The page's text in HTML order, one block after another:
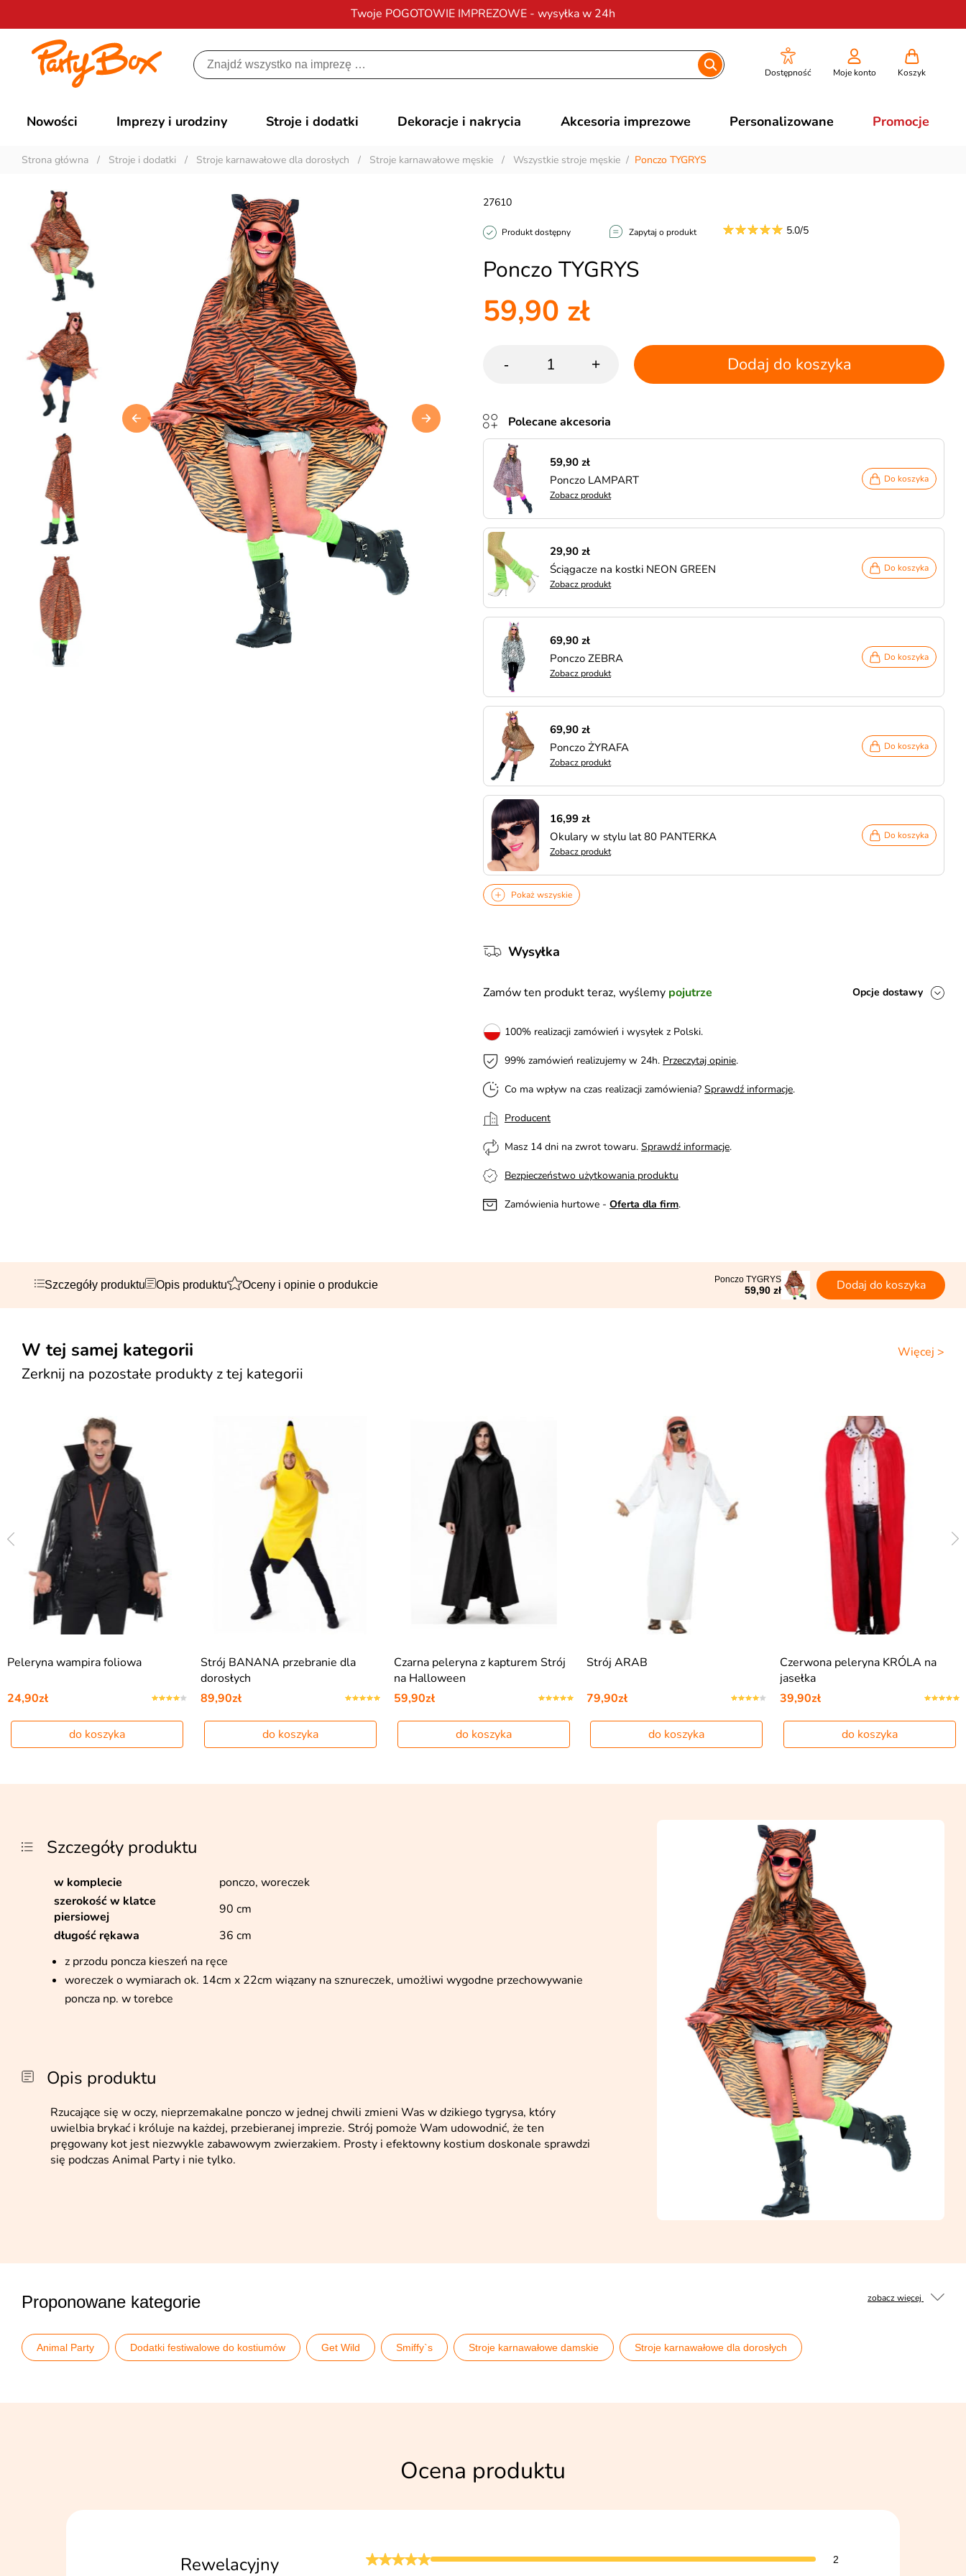
Twoje POGOTOWIE IMPREZOWE - wysyłka w 24h
Darmowa dostawana zamówienia od 200 zł
Dostępność Moje konto Koszyk
Nowości Imprezy i urodziny Stroje i dodatki Dekoracje i nakrycia Akcesoria imprezowe Personalizowane Promocje
Strona główna / Stroje i dodatki / Stroje karnawałowe dla dorosłych / Stroje karnawałowe męskie / Wszystkie stroje męskie / Ponczo TYGRYS
Ponczo TYGRYS
27610
Produkt dostępny Zapytaj o produkt 5.0/5
59,90 zł
- + Dodaj do koszyka
Polecane akcesoria
59,90 zł
Ponczo LAMPART
Zobacz produkt
Do koszyka
29,90 zł
Ściągacze na kostki NEON GREEN
Zobacz produkt
Do koszyka
69,90 zł
Ponczo ZEBRA
Zobacz produkt
Do koszyka
69,90 zł
Ponczo ŻYRAFA
Zobacz produkt
Do koszyka
16,99 zł
Okulary w stylu lat 80 PANTERKA
Zobacz produkt
Do koszyka
Pokaż wszyskie
Wysyłka
Zamów ten produkt teraz, wyślemy pojutrze Opcje dostawy
100% realizacji zamówień i wysyłek z Polski.
99% zamówień realizujemy w 24h. Przeczytaj opinie.
Co ma wpływ na czas realizacji zamówienia? Sprawdź informacje.
Producent
Masz 14 dni na zwrot towaru. Sprawdź informacje.
Bezpieczeństwo użytkowania produktu
Zamówienia hurtowe - Oferta dla firm.
Szczegóły produktu Opis produktu Oceny i opinie o produkcie Ponczo TYGRYS
59,90 zł Dodaj do koszyka
Więcej >
W tej samej kategorii
Zerknij na pozostałe produkty z tej kategorii
Peleryna wampira foliowa
24,90zł
do koszyka
Strój BANANA przebranie dla
dorosłych
89,90zł
do koszyka
Czarna peleryna z kapturem Strój
na Halloween
59,90zł
do koszyka
Strój ARAB
79,90zł
do koszyka
Czerwona peleryna KRÓLA na
jasełka
39,90zł
do koszyka
Szczegóły produktu
w komplecie
ponczo, woreczek
szerokość w klatce
piersiowej
90 cm
długość rękawa
36 cm
z przodu poncza kieszeń na ręce
woreczek o wymiarach ok. 14cm x 22cm wiązany na sznureczek, umożliwi wygodne przechowywanie
poncza np. w torebce
Opis produktu
Rzucające się w oczy, nieprzemakalne ponczo w jednej chwili zmieni Was w dzikiego tygrysa, który
uwielbia brykać i króluje na każdej, przebieranej imprezie. Strój pomoże Wam udowodnić, że ten
pręgowany kot jest niezwykle zabawowym zwierzakiem. Prosty i efektowny kostium doskonale sprawdzi
się podczas Animal Party i nie tylko.
zobacz więcej
Proponowane kategorie
Animal Party Dodatki festiwalowe do kostiumów Get Wild Smiffy`s Stroje karnawałowe damskie Stroje karnawałowe dla dorosłych
Ocena produktu
Rewelacyjny 2